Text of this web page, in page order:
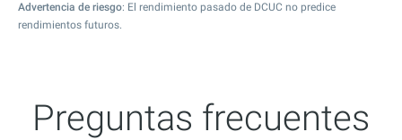
Advertencia de riesgo: El rendimiento pasado de DCUC no predice
rendimientos futuros.
Preguntas frecuentes